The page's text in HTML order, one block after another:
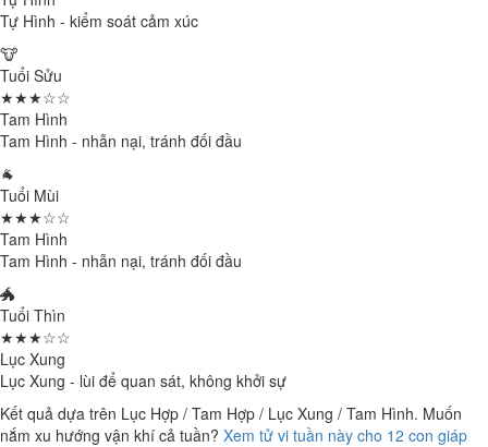
Tự Hình - kiểm soát cảm xúc
🐮
Tuổi Sửu
★★★☆☆
Tam Hình
Tam Hình - nhẫn nại, tránh đối đầu
🐐
Tuổi Mùi
★★★☆☆
Tam Hình
Tam Hình - nhẫn nại, tránh đối đầu
🐲
Tuổi Thìn
★★★☆☆
Lục Xung
Lục Xung - lùi để quan sát, không khởi sự
Kết quả dựa trên Lục Hợp / Tam Hợp / Lục Xung / Tam Hình. Muốn
nắm xu hướng vận khí cả tuần? Xem tử vi tuần này cho 12 con giáp